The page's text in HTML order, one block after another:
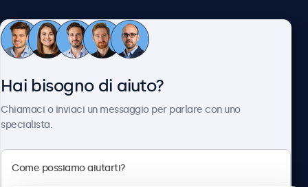
Servizio Clienti
Hai bisogno di aiuto?
Chiamaci o inviaci un messaggio per parlare con uno
specialista.